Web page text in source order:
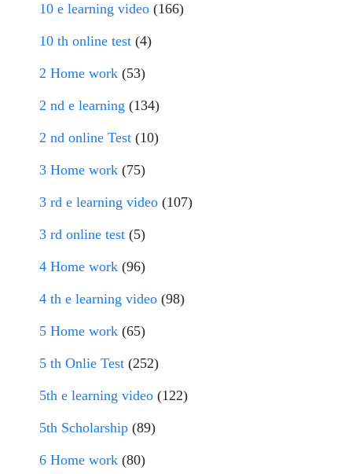
10 e learning video (166)
10 th online test (4)
2 Home work (53)
2 nd e learning (134)
2 nd online Test (10)
3 Home work (75)
3 rd e learning video (107)
3 rd online test (5)
4 Home work (96)
4 th e learning video (98)
5 Home work (65)
5 th Onlie Test (252)
5th e learning video (122)
5th Scholarship (89)
6 Home work (80)